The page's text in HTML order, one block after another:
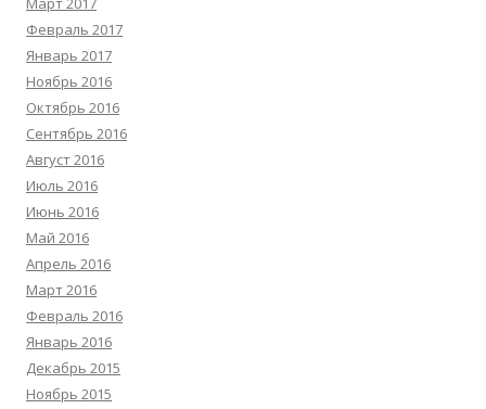
Февраль 2017
Январь 2017
Ноябрь 2016
Октябрь 2016
Сентябрь 2016
Август 2016
Июль 2016
Июнь 2016
Май 2016
Апрель 2016
Март 2016
Февраль 2016
Январь 2016
Декабрь 2015
Ноябрь 2015